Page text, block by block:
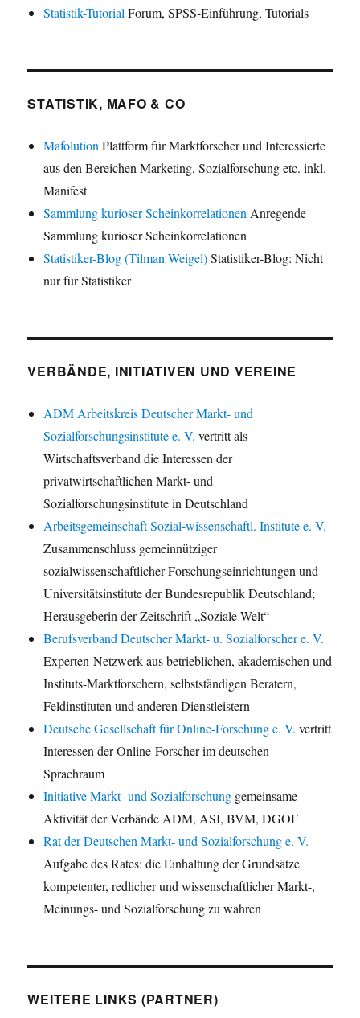
Statistik-Tutorial Forum, SPSS-Einführung, Tutorials
STATISTIK, MAFO & CO
Mafolution Plattform für Marktforscher und Interessierte
aus den Bereichen Marketing, Sozialforschung etc. inkl.
Manifest
Sammlung kurioser Scheinkorrelationen Anregende
Sammlung kurioser Scheinkorrelationen
Statistiker-Blog (Tilman Weigel)Statistiker-Blog: Nicht
nur für Statistiker
VERBÄNDE, INITIATIVEN UND VEREINE
ADM Arbeitskreis Deutscher Markt- und
Sozialforschungsinstitute e. V. vertritt als
Wirtschaftsverband die Interessen der
privatwirtschaftlichen Markt- und
Sozialforschungsinstitute in Deutschland
Arbeitsgemeinschaft Sozial-wissenschaftl. Institute e. V.
Zusammenschluss gemeinnütziger
sozialwissenschaftlicher Forschungseinrichtungen und
Universitätsinstitute der Bundesrepublik Deutschland;
Herausgeberin der Zeitschrift „Soziale Welt“
Berufsverband Deutscher Markt- u. Sozialforscher e. V.
Experten-Netzwerk aus betrieblichen, akademischen und
Instituts-Marktforschern, selbstständigen Beratern,
Feldinstituten und anderen Dienstleistern
Deutsche Gesellschaft für Online-Forschung e. V. vertritt
Interessen der Online-Forscher im deutschen
Sprachraum
Initiative Markt- und Sozialforschung gemeinsame
Aktivität der Verbände ADM, ASI, BVM, DGOF
Rat der Deutschen Markt- und Sozialforschung e. V.
Aufgabe des Rates: die Einhaltung der Grundsätze
kompetenter, redlicher und wissenschaftlicher Markt-,
Meinungs- und Sozialforschung zu wahren
WEITERE LINKS (PARTNER)